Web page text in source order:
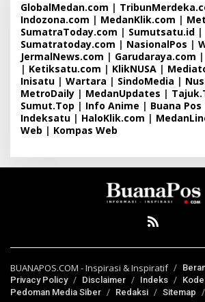
GlobalMedan.com |
Indozona.com | MedanKlik.com |
SumatraToday.com | Sumutsatu.id |
Sumatratoday.com | NasionalPos |
JermalNews.com | Garudaraya.com |
| Ketiksatu.com | KlikNUSA |
Inisatu | Wartara | SindoMedia |
MetroDaily | MedanUpdates |
Sumut.Top | Info Anime | Buana Pos
Indeksatu | HaloKlik.com |
Web | Kompas Web
BUANAPOS.COM - Inspirasi & Inspiratif
Privacy Policy
Disclaimer Indeks
Pedoman Media Siber
Redaksi Sitemap